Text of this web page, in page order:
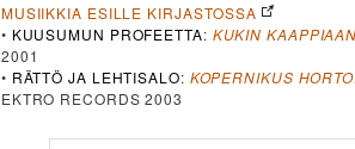
MUSIIKKIA ESILLE KIRJASTOSSA
• KUUSUMUN PROFEETTA: KUKIN
2001
• RÄTTÖ JA LEHTISALO: KOPERNIKUS
EKTRO RECORDS 2003